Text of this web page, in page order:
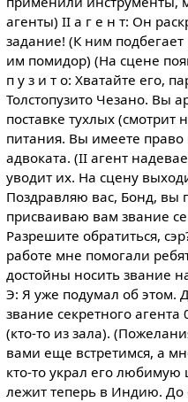
агенты) II а г е н т: Он
задание! (К ним
им помидор) (На сцене
п у з и т о: Хватайте его,
Толстопузито Чезано. Вы
поставке тухлых (смотрит
питания. Вы имеете
адвоката. (II агент
уводит их. На сцену
Поздравляю вас, Бонд, вы
присваиваю вам звание
Разрешите обратиться,
работе мне помогали
достойны носить звание
Э: Я уже подумал об этом.
звание секретного
(кто-то из зала).
вами еще встретимся, а
кто-то украл его
лежит теперь в Индию. До